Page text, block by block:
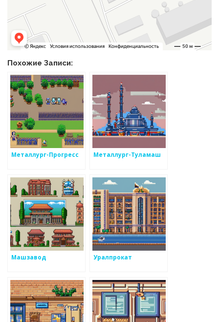
Похожие Записи:
Металлург-Прогресс Металлург-Туламаш
Машзавод Уралпрокат